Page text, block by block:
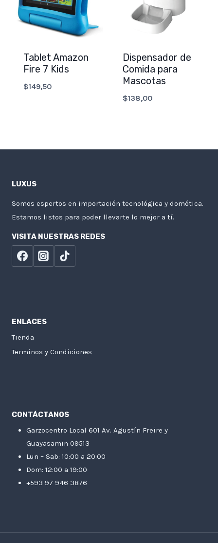
Tablet Amazon
Fire 7 Kids
$149,50
Dispensador de
Comida para
Mascotas
$138,00
LUXUS
Somos espertos en importación tecnológica y domótica.
Estamos listos para poder llevarte lo mejor a tí.
VISITA NUESTRAS REDES
ENLACES
Tienda
Terminos y Condiciones
CONTÁCTANOS
Garzocentro Local 601 Av. Agustín Freire y
Guayasamin 09513
Lun – Sab: 10:00 a 20:00
Dom: 12:00 a 19:00
+593 97 946 3876